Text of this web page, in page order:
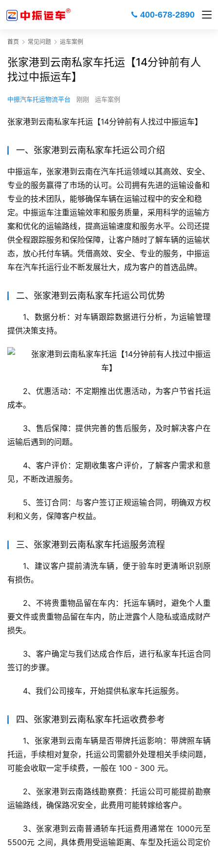
400-678-2890
首页 常见问题 运车案例
张家港到云南私家车托运【14分钟前有人
找过中振运车】
中振汽车托运物流平台 刚刚 运车案例
张家港到云南私家车托运【14分钟前有人找过中振运车】
一、张家港到云南私家车托运公司介绍
中振运车，张家港到云南在汽车托运领域以其高效、安全、
专业的服务赢得了市场的认可。公司拥有先进的运输设备和
专业的技术团队，能够确保车辆在运输过程中的安全和稳
定。中振运车注重运输效率和服务质量，采用科学的运输方
案和优化的运输路线，提高运输速度和服务水平。公司还提
供全程跟踪服务和保险保障，让客户随时了解车辆的运输状
态，放心托付车辆。凭借高效、安全、专业的服务，中振运
车在汽车托运行业不断发展壮大，成为客户的首选品牌。
二、张家港到云南私家车托运公司优势
1、数据分析：对车辆跟踪数据进行分析，为运输管理
提供决策支持。
2、优惠活动：不定期推出优惠活动，为客户节省托运
成本。
3、售后保障：提供完善的售后服务，及时解决客户在
运输后遇到的问题。
4、客户评价：定期收集客户评价，了解客户需求和意
见，不断改进服务。
5、签订合同：与客户签订正规运输合同，明确双方权
利和义务，保障客户权益。
三、张家港到云南私家车托运服务流程
1、建议客户提前清洗车辆，便于验车时更清晰识别原
有损伤。
2、不将贵重物品留在车内：托运车辆时，避免个人重
要文件或贵重物品留在车内，防止泄露个人隐私或造成财产
损失。
3、客户确定与我们达成合作后，进行私家车托运合同
签订的步骤。
4、我们公司接车，开始提供私家车托运服务。
四、张家港到云南私家车托运收费参考
1、张家港到云南车辆是否带牌托运影响：带牌照车辆
托运，手续相对复杂，托运公司需额外处理相关手续问题，
可能会收取一定手续费，一般在 100 - 300 元。
2、张家港到云南路线勘察费：托运公司可能提前勘察
运输路线，确保路况安全，此费用可能转嫁给客户。
3、张家港到云南普通轿车托运费用通常在 1000元至
5500元 之间，具体费用受运输距离、车型及托运公司定价